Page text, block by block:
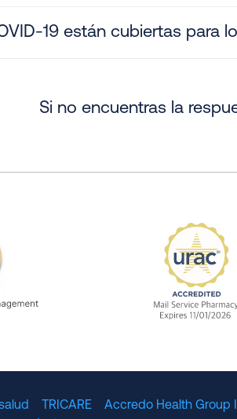
19 están cubiertas para
Si no encuentras la
TRICARE Accredo Health Group